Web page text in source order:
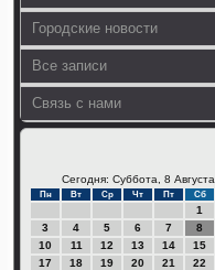
Городские новости
Все записи
Связь с нами
Сегодня: Суббота, 8 Августа
Пн Вт Ср Чт Пт Сб
1
3
4 5 6 7 8
10
11 12 13 14 15
17
18 19 20 21 22